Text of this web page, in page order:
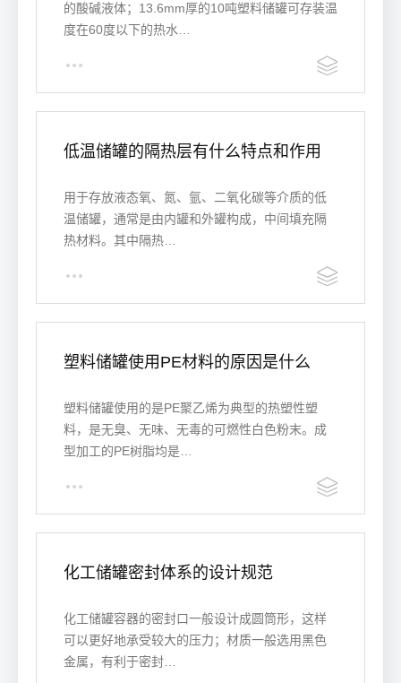
的酸碱液体；13.6mm厚的10吨塑料储罐可存装温
度在60度以下的热水…
低温储罐的隔热层有什么特点和作用
用于存放液态氧、氮、氩、二氧化碳等介质的低
温储罐，通常是由内罐和外罐构成，中间填充隔
热材料。其中隔热…
塑料储罐使用PE材料的原因是什么
塑料储罐使用的是PE聚乙烯为典型的热塑性塑
料，是无臭、无味、无毒的可燃性白色粉末。成
型加工的PE树脂均是…
化工储罐密封体系的设计规范
化工储罐容器的密封口一般设计成圆筒形，这样
可以更好地承受较大的压力；材质一般选用黑色
金属，有利于密封…